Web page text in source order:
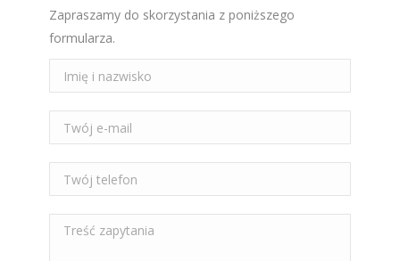
Zapraszamy do skorzystania z poniższego
formularza.